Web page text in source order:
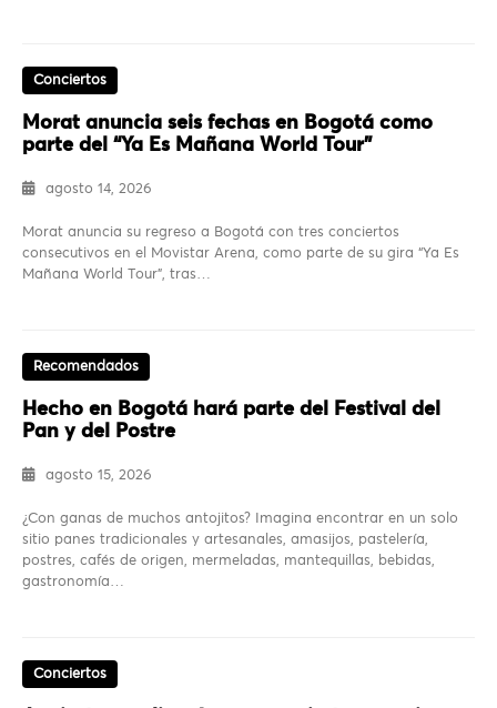
Conciertos
Morat anuncia seis fechas en Bogotá como
parte del “Ya Es Mañana World Tour”
agosto 14, 2026
Morat anuncia su regreso a Bogotá con tres conciertos
consecutivos en el Movistar Arena, como parte de su gira “Ya Es
Mañana World Tour”, tras…
Recomendados
Hecho en Bogotá hará parte del Festival del
Pan y del Postre
agosto 15, 2026
¿Con ganas de muchos antojitos? Imagina encontrar en un solo
sitio panes tradicionales y artesanales, amasijos, pastelería,
postres, cafés de origen, mermeladas, mantequillas, bebidas,
gastronomía…
Conciertos